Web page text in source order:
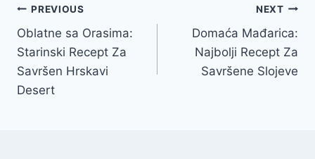
Post
navigation
PREVIOUS
Oblatne sa Orasima:
Starinski Recept Za
Savršen Hrskavi
Desert
NEXT
Domaća Mađarica:
Najbolji Recept Za
Savršene Slojeve